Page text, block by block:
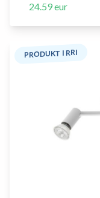
24.59 eur
PRODUKT I RRI